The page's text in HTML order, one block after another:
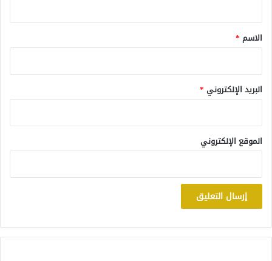
*
الاسم *
البريد الإلكتروني *
الموقع الإلكتروني